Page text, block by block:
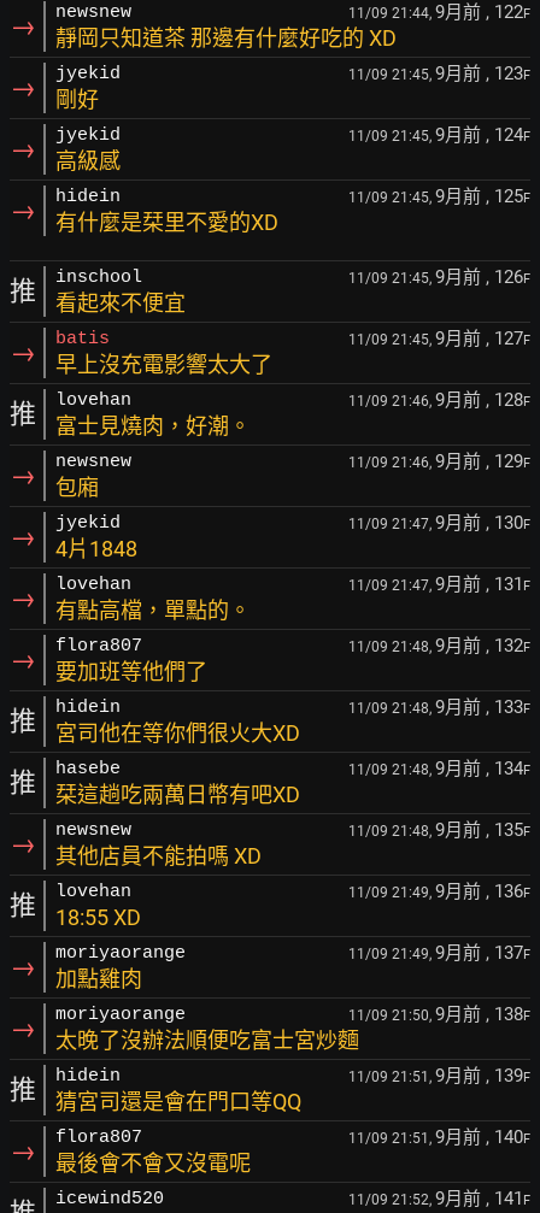
→ newsnew 11/09 21:44, 9月前 , 122F
靜岡只知道茶 那邊有什麼好吃的 XD
→ jyekid 11/09 21:45, 9月前 , 123F
剛好
→ jyekid 11/09 21:45, 9月前 , 124F
高級感
→ hidein 11/09 21:45, 9月前 , 125F
有什麼是栞里不愛的XD
推 inschool 11/09 21:45, 9月前 , 126F
看起來不便宜
→ batis 11/09 21:45, 9月前 , 127F
早上沒充電影響太大了
推 lovehan 11/09 21:46, 9月前 , 128F
富士見燒肉，好潮。
→ newsnew 11/09 21:46, 9月前 , 129F
包廂
→ jyekid 11/09 21:47, 9月前 , 130F
4片1848
→ lovehan 11/09 21:47, 9月前 , 131 F
有點高檔，單點的。
→ flora807 11/09 21:48, 9月前 , 132F
要加班等他們了
推 hidein 11/09 21:48, 9月前 , 133F
宮司他在等你們很火大XD
推 hasebe 11/09 21:48, 9月前 , 134F
栞這趟吃兩萬日幣有吧XD
→ newsnew 11/09 21:48, 9月前 , 135F
其他店員不能拍嗎 XD
推 lovehan 11/09 21:49, 9月前 , 136F
18:55 XD
→ moriyaorange 11/09 21:49, 9月前 , 137F
加點雞肉
→ moriyaorange 11/09 21:50, 9月前 , 138F
太晚了沒辦法順便吃富士宮炒麵
推 hidein 11/09 21:51, 9月前 , 139F
猜宮司還是會在門口等QQ
→ flora807 11/09 21:51, 9月前 , 140F
最後會不會又沒電呢
icewind520 11/09 21:52, 9月前 , 141 F